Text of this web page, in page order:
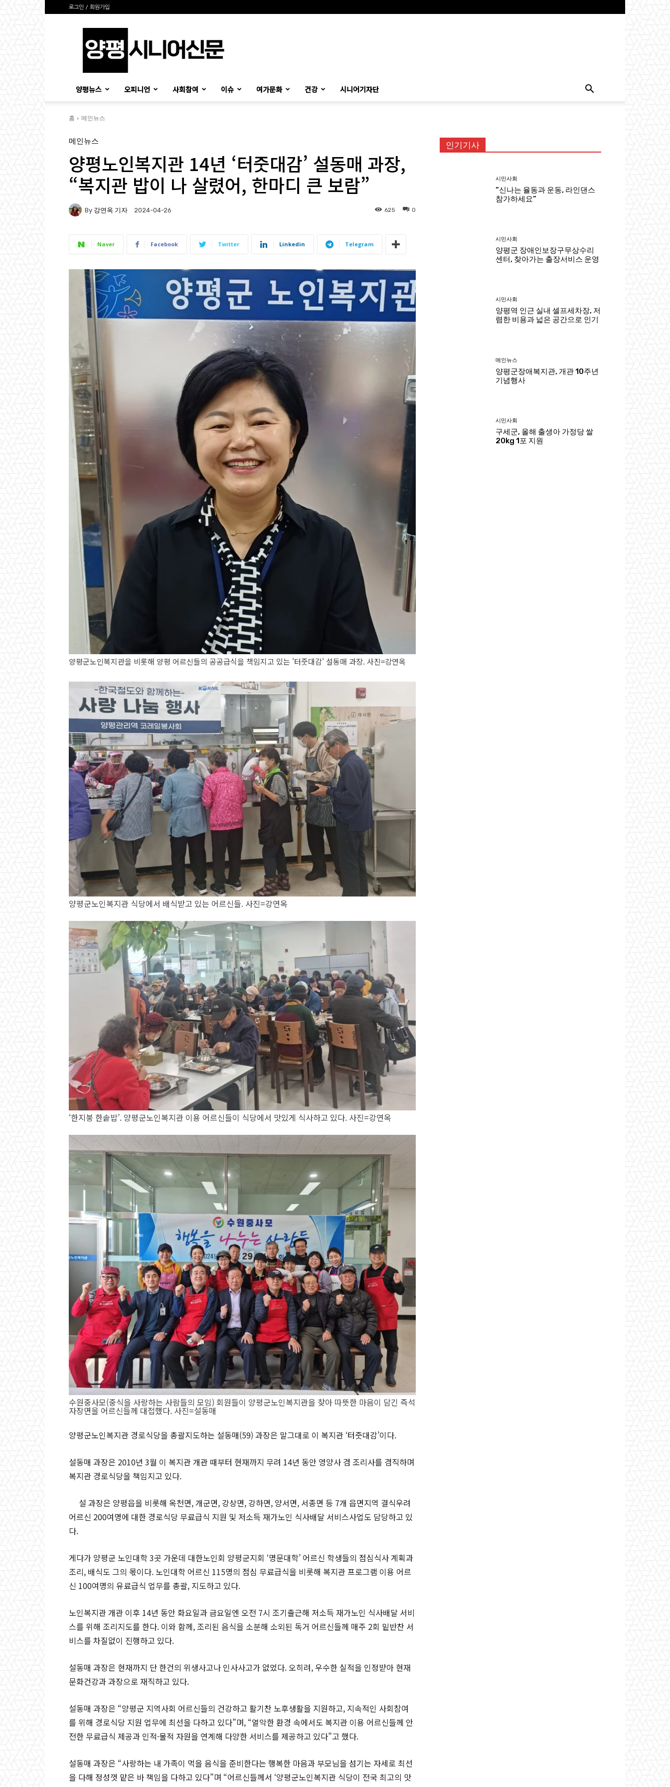
로그인 / 회원가입
시
양평뉴스 오피니언 사회참여 이슈 여가문화 건강 시니어기자단
홈 메인뉴스
메인뉴스
양평노인복지관 14년 ‘터줏대감’ 설동매 과장,
“복지관 밥이 나 살렸어, 한마디 큰 보람”
By 강연옥 기자 2024-04-26 0
625
Naver Facebook Twitter Linkedin Telegram
양평군노인복지관을 비롯해 양평 어르신들의 공공급식을 책임지고 있는 '터줏대감' 설동매 과장. 사진=강연옥
양평군노인복지관 식당에서 배식받고 있는 어르신들. 사진=강연옥
‘한지붕 한솥밥’. 양평군노인복지관 이용 어르신들이 식당에서 맛있게 식사하고 있다. 사진=강연옥
수원중사모(중식을 사랑하는 사람들의 모임) 회원들이 양평군노인복지관을 찾아 따뜻한 마음이 담긴 즉석
자장면을 어르신들께 대접했다. 사진=설동매
양평군노인복지관 경로식당을 총괄지도하는 설동매(59) 과장은 말그대로 이 복지관 ‘터줏대감’이다.
설동매 과장은 2010년 3월 이 복지관 개관 때부터 현재까지 무려 14년 동안 영양사 겸 조리사를 겸직하며
복지관 경로식당을 책임지고 있다.
설 과장은 양평읍을 비롯해 옥천면, 개군면, 강상면, 강하면, 양서면, 서종면 등 7개 읍면지역 결식우려
어르신 200여명에 대한 경로식당 무료급식 지원 및 저소득 재가노인 식사배달 서비스사업도 담당하고 있
다.
게다가 양평군 노인대학 3곳 가운데 대한노인회 양평군지회 ‘명문대학’ 어르신 학생들의 점심식사 계획과
조리, 배식도 그의 몫이다. 노인대학 어르신 115명의 점심 무료급식을 비롯해 복지관 프로그램 이용 어르
신 100여명의 유료급식 업무를 총괄, 지도하고 있다.
노인복지관 개관 이후 14년 동안 화요일과 금요일엔 오전 7시 조기출근해 저소득 재가노인 식사배달 서비
스를 위해 조리지도를 한다. 이와 함께, 조리된 음식을 소분해 소외된 독거 어르신들께 매주 2회 밑반찬 서
비스를 차질없이 진행하고 있다.
설동매 과장은 현재까지 단 한건의 위생사고나 인사사고가 없었다. 오히려, 우수한 실적을 인정받아 현재
문화건강과 과장으로 재직하고 있다.
설동매 과장은 “양평군 지역사회 어르신들의 건강하고 활기찬 노후생활을 지원하고, 지속적인 사회참여
를 위해 경로식당 지원 업무에 최선을 다하고 있다”며, “열악한 환경 속에서도 복지관 이용 어르신들께 안
전한 무료급식 제공과 인적·물적 자원을 연계해 다양한 서비스를 제공하고 있다”고 했다.
설동매 과장은 “사랑하는 내 가족이 먹을 음식을 준비한다는 행복한 마음과 부모님을 섬기는 자세로 최선
을 다해 정성껏 맡은 바 책임을 다하고 있다”며 “어르신들께서 ‘양평군노인복지관 식당이 전국 최고의 맛
인기기사
시민사회
“신나는 율동과 운동, 라인댄스
참가하세요”
시민사회
양평군 장애인보장구무상수리
센터, 찾아가는 출장서비스 운영
시민사회
양평역 인근 실내 셀프세차장, 저
렴한 비용과 넓은 공간으로 인기
메인뉴스
양평군장애복지관, 개관 10주년
기념행사
시민사회
구세군, 올해 출생아 가정당 쌀
20kg 1포 지원